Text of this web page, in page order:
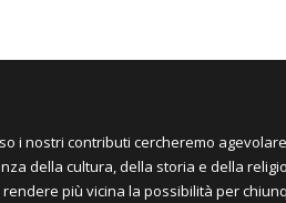
i nostri contributi cercheremo
della cultura, della storia e della
più vicina la possibilità per